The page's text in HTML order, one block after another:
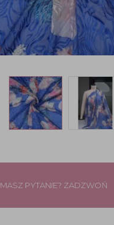
MASZ PYTANIE? ZADZWOŃ